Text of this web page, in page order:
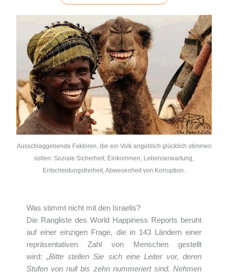
Ausschlaggebende Faktoren, die ein Volk angeblich glücklich stimmen
sollen: Soziale Sicherheit, Einkommen, Lebenserwartung,
Entscheidungsfreiheit, Abwesenheit von Korruption.
Was stimmt nicht mit den Israelis?
Die Rangliste des World Happiness Reports beruht
auf einer einzigen Frage, die in 143 Ländern einer
repräsentativen Zahl von Menschen gestellt
wird:„Bitte stellen Sie sich eine Leiter vor, deren
Stufen von null bis zehn nummeriert sind. Nehmen